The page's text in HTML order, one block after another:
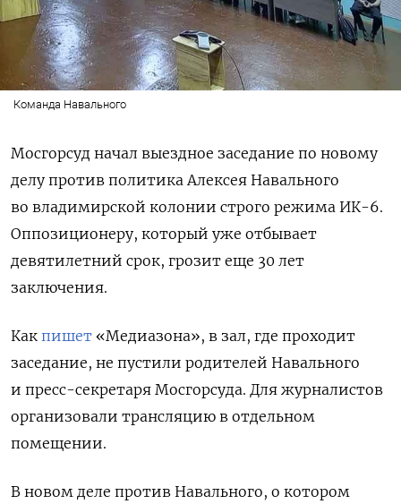
Команда Навального
Мосгорсуд начал выездное заседание по новому
делу против политика Алексея Навального
во владимирской колонии строго режима ИК-6.
Оппозиционеру, который уже отбывает
девятилетний срок, грозит еще 30 лет
заключения.
Как пишет «Медиазона», в зал, где проходит
заседание, не пустили родителей Навального
и пресс-секретаря Мосгорсуда. Для журналистов
организовали трансляцию в отдельном
помещении.
В новом деле против Навального, о котором